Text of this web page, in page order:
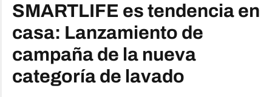
Audio & TV
iTECNO
Celulares
Informes Especiales
SMARTLIFE es tendencia en
casa: Lanzamiento de
campaña de la nueva
categoría de lavado